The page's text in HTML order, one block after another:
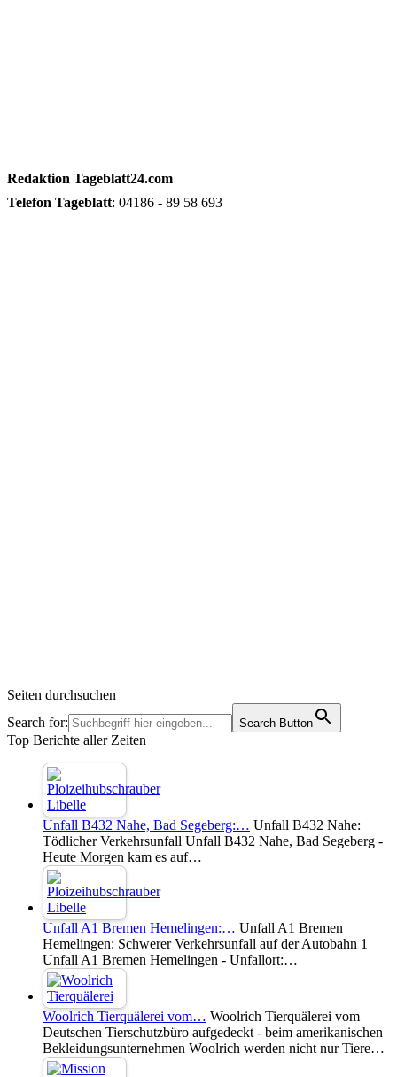
Redaktion Tageblatt24.com
Telefon Tageblatt: 04186 - 89 58 693
Seiten durchsuchen
Search for:
Search Button
Top Berichte aller Zeiten
Unfall B432 Nahe, Bad Segeberg:… Unfall B432 Nahe:
Tödlicher Verkehrsunfall Unfall B432 Nahe, Bad Segeberg -
Heute Morgen kam es auf…
Unfall A1 Bremen Hemelingen:… Unfall A1 Bremen
Hemelingen: Schwerer Verkehrsunfall auf der Autobahn 1
Unfall A1 Bremen Hemelingen - Unfallort:…
Woolrich Tierquälerei vom… Woolrich Tierquälerei vom
Deutschen Tierschutzbüro aufgedeckt - beim amerikanischen
Bekleidungsunternehmen Woolrich werden nicht nur Tiere…